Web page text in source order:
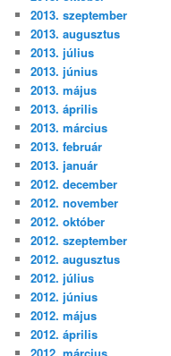
2013. szeptember
2013. augusztus
2013. július
2013. június
2013. május
2013. április
2013. március
2013. február
2013. január
2012. december
2012. november
2012. október
2012. szeptember
2012. augusztus
2012. július
2012. június
2012. május
2012. április
2012. március